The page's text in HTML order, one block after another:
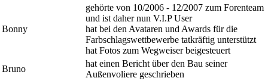
Bonny
gehörte von 10/2006 - 12/2007 zum Forenteam
und ist daher nun V.I.P User
hat bei den Avataren und Awards für die
Farbschlagswettbewerbe tatkräftig unterstützt
hat Fotos zum Wegweiser beigesteuert
Bruno
hat einen Bericht über den Bau seiner
Außenvoliere geschrieben